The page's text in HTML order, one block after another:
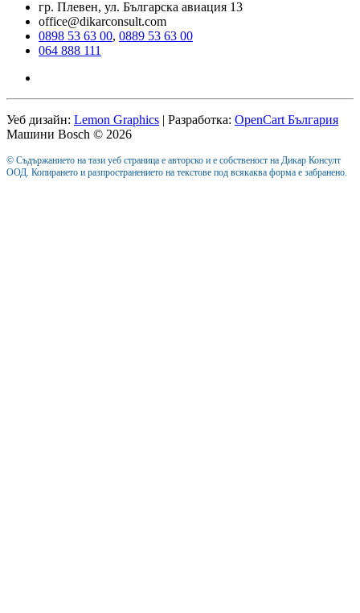
гр. Плевен, ул. Българска авиация 13
office@dikarconsult.com
0898 53 63 00, 0889 53 63 00
064 888 111
Уеб дизайн: Lemon Graphics | Разработка: OpenCart България
Машини Bosch © 2026
© Съдържанието на тази уеб страница е авторско и е собственост на Дикар Консулт
ООД. Копирането и разпространението на текстове под всякаква форма е забранено.